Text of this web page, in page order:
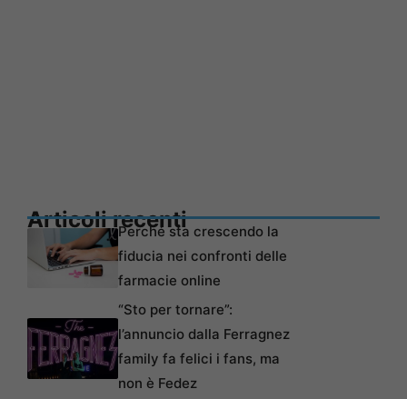
Articoli recentiPerché sta crescendo la
fiducia nei confronti delle
farmacie online
“Sto per tornare”:
l’annuncio dalla Ferragnez
family fa felici i fans, ma
non è Fedez